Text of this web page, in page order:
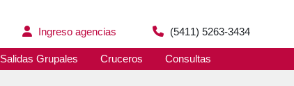
Ingreso agencias (5411) 5263-3434
Salidas Grupales Cruceros Consultas